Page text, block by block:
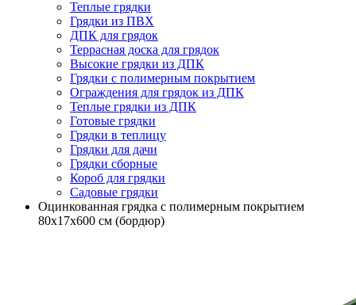
Теплые грядки
Грядки из ПВХ
ДПК для грядок
Террасная доска для грядок
Высокие грядки из ДПК
Грядки с полимерным покрытием
Ограждения для грядок из ДПК
Теплые грядки из ДПК
Готовые грядки
Грядки в теплицу
Грядки для дачи
Грядки сборные
Короб для грядки
Садовые грядки
Оцинкованная грядка с полимерным покрытием
80х17х600 см (бордюр)